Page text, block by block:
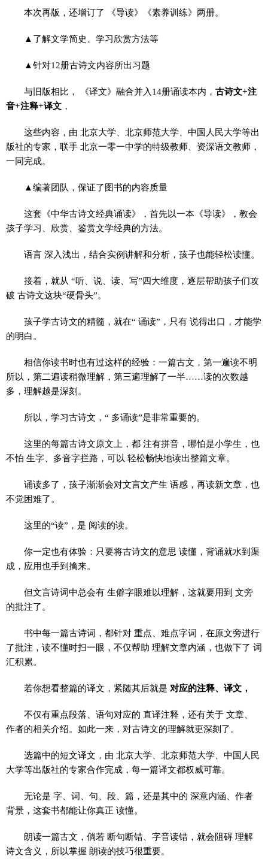
本次再版，还增订了 《导读》《素养训练》两册。
▲了解文学简史、学习欣赏方法等
▲针对12册古诗文内容所出习题
与旧版相比， 《译文》融合并入14册诵读本内，古诗文+注
音+注释+译文 ，
这些内容，由 北京大学、北京师范大学、中国人民大学等出
版社的专家，联手 北京一零一中学的特级教师、资深语文教师，
一同完成。
▲编著团队，保证了图书的内容质量
这套《中华古诗文经典诵读》，首先以一本《导读》，教会
孩子学习、欣赏、鉴赏文学经典的方法。
语言 深入浅出，结合实例讲解和分析，孩子也能轻松读懂。
接着，就从 “听、说、读、写”四大维度，逐层帮助孩子们攻
破 古诗文这块“硬骨头”。
孩子学古诗文的精髓，就在“ 诵读”，只有 说得出口，才能学
的明白。
相信你读书时也有过这样的经验：一篇古文，第一遍读不明
所以，第二遍读稍微理解，第三遍理解了一半……读的次数越
多，理解越是深刻。
所以，学习古诗文，“ 多诵读”是非常重要的。
这里的每篇古诗文原文上，都 注有拼音，哪怕是小学生，也
不怕 生字、多音字拦路，可以 轻松畅快地读出整篇文章。
诵读多了，孩子渐渐会对文言文产生 语感，再读新文章，也
不觉困难了。
这里的“读”，是 阅读的读。
你一定也有体验：只要将古诗文的意思 读懂，背诵就水到渠
成，应用也手到擒来。
但文言诗词中总会有 生僻字眼难以理解，这就要用到 文旁
的批注了。
书中每一篇古诗词，都针对 重点、难点字词，在原文旁进行
了批注，读不懂时扫一眼，不仅帮助 理解文章内涵，也做下了 词
汇积累。
若你想看整篇的译文，紧随其后就是 对应的注释、译文，
不仅有重点段落、语句对应的 直译注释，还有关于 文章、
作者的相关介绍。如此一来，对古诗文的理解就更深刻了。
选篇中的短文译文，由 北京大学、北京师范大学、中国人民
大学等出版社的专家合作完成，每一篇译文都权威可靠。
无论是 字、词、句、段、篇，还是其中的 深意内涵、作者
背景，这套书都能让你真正 读懂。
朗读一篇古文，倘若 断句断错、字音读错，就会阻碍 理解
诗文含义，所以掌握 朗读的技巧很重要。